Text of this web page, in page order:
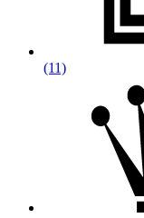
(11)